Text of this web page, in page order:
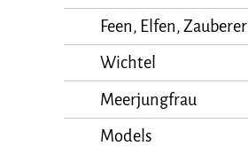
Feen, Elfen, Zauberer
Wichtel
Meerjungfrau
Models